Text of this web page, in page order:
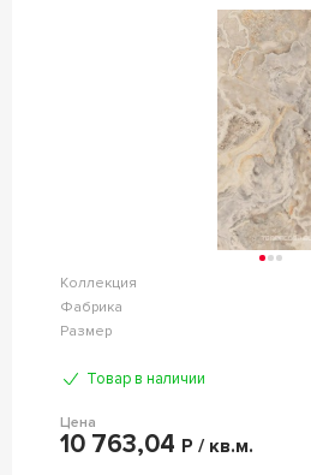
Коллекция
Фабрика
Размер
Товар в наличии
Цена
10 763,04 Р / кв.м.